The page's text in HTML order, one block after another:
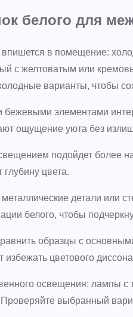
белого для
в помещение:
с желтоватым или
варианты, чтобы
элементами
ощущение уюта без
подойдет более
цвета.
детали или
белого, чтобы
образцы с
цветового
освещения: лампы с
выбранный